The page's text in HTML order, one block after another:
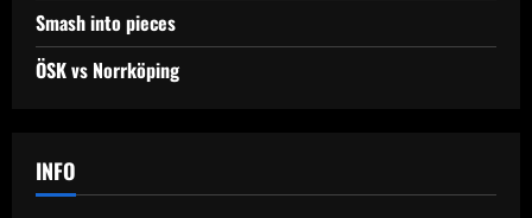
Smash into pieces
ÖSK vs Norrköping
INFO